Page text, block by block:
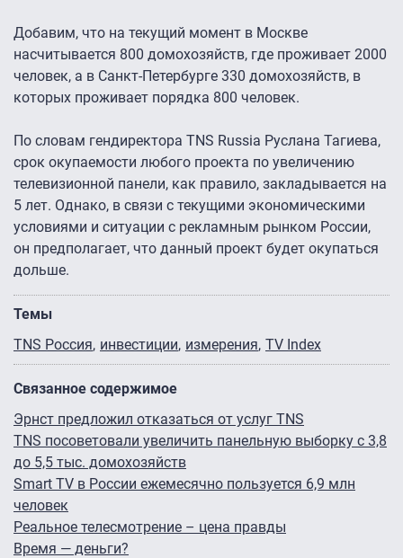
Добавим, что на текущий момент в Москве
насчитывается 800 домохозяйств, где проживает 2000
человек, а в Санкт-Петербурге 330 домохозяйств, в
которых проживает порядка 800 человек.
По словам гендиректора TNS Russia Руслана Тагиева,
срок окупаемости любого проекта по увеличению
телевизионной панели, как правило, закладывается на
5 лет. Однако, в связи с текущими экономическими
условиями и ситуации с рекламным рынком России,
он предполагает, что данный проект будет окупаться
дольше.
Темы
TNS Россия инвестиции измерения TV Index
Связанное содержимое
Эрнст предложил отказаться от услуг TNS
TNS посоветовали увеличить панельную выборку с 3,8
до 5,5 тыс. домохозяйств
Smart TV в России ежемесячно пользуется 6,9 млн
человек
Реальное телесмотрение – цена правды
Время — деньги?